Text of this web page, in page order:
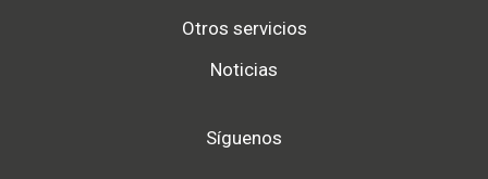
Otros servicios
Noticias
Síguenos